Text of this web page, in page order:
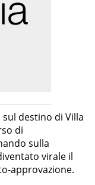
destino di Villa
di
sulla
virale il
approvazione.